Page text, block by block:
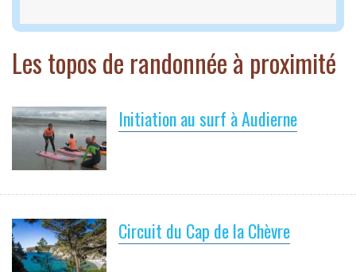
Les topos de randonnée à proximité
Initiation au surf à Audierne
Circuit du Cap de la Chèvre